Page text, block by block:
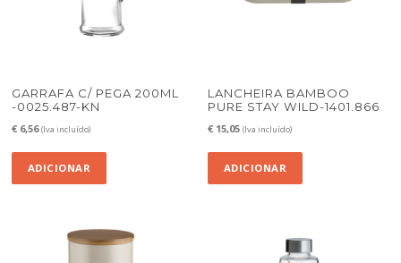
GARRAFA C/ PEGA 200ML
-0025.487-KN
€ 6,56 (Iva incluído)
ADICIONAR
LANCHEIRA BAMBOO
PURE STAY WILD-1401.866
€ 15,05 (Iva incluído)
ADICIONAR